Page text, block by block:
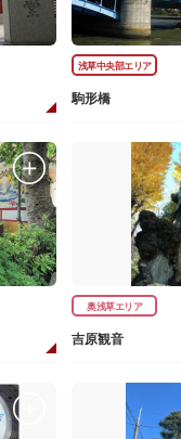
浅草中央部エリア
駒形橋
奥浅草エリア
吉原観音